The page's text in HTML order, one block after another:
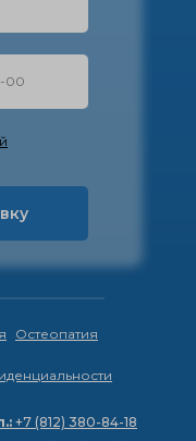
+7 (812) 380-84-18
Остеопатия